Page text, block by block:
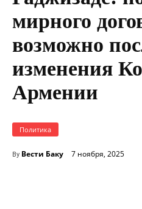
мирного
возможно
изменения
Армении
Политика
By Вести Баку 7 ноября, 2025